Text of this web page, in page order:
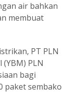
air bahkan
membuat
PT PLN
PLN
bagi
paket sembako